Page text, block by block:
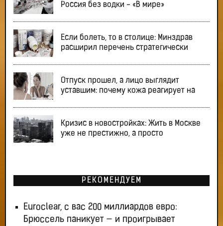
Россия без водки - «В мире»
Если болеть, то в столице: Минздрав
расширил перечень стратегически
Отпуск прошел, а лицо выглядит
уставшим: почему кожа реагирует на
Кризис в новостройках: Жить в Москве
уже не престижно, а просто
РЕКОМЕНДУЕМ
Euroclear, с вас 200 миллиардов евро:
Брюссель паникует — и проигрывает